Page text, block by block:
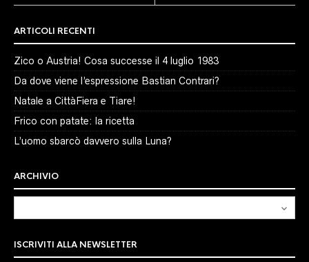
ARTICOLI RECENTI
Zico o Austria! Cosa successe il 4 luglio 1983
Da dove viene l’espressione Bastian Contrari?
Natale a CittàFiera e Tiare!
Frico con patate: la ricetta
L’uomo sbarcò davvero sulla Luna?
ARCHIVIO
ISCRIVITI ALLA NEWSLETTER